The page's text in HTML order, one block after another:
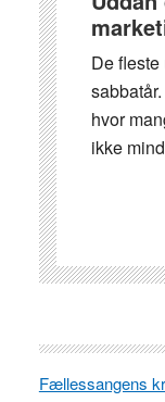
De
hvor
ikke
Sidebar
Fællessangens